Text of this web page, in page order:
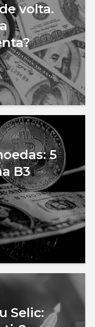
volta.
5
B3
Selic: